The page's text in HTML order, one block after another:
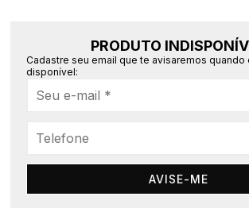
PRODUTO
Cadastre seu email que te avisaremos quando
disponível:
AVISE-ME